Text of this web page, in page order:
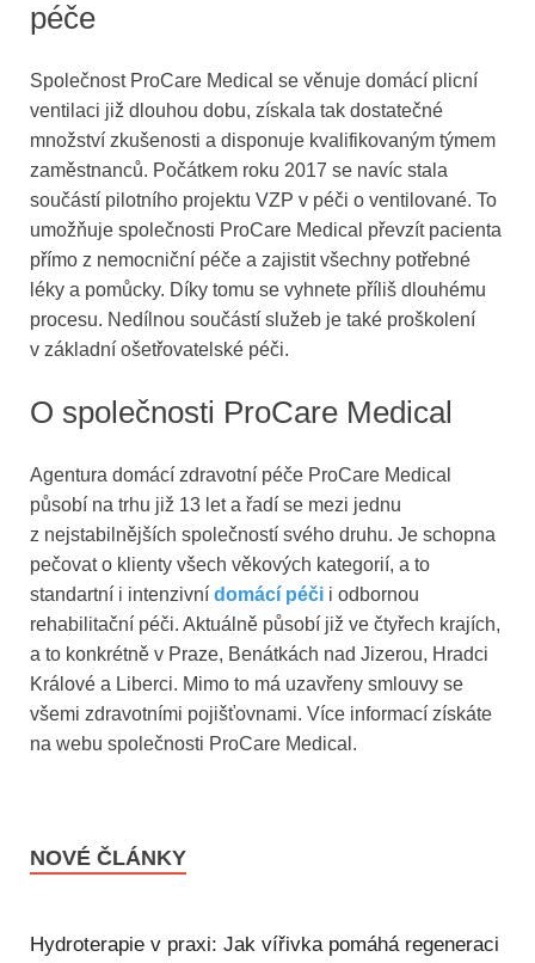
péče
Společnost ProCare Medical se věnuje domácí plicní
ventilaci již dlouhou dobu, získala tak dostatečné
množství zkušenosti a disponuje kvalifikovaným týmem
zaměstnanců. Počátkem roku 2017 se navíc stala
součástí pilotního projektu VZP v péči o ventilované. To
umožňuje společnosti ProCare Medical převzít pacienta
přímo z nemocniční péče a zajistit všechny potřebné
léky a pomůcky. Díky tomu se vyhnete příliš dlouhému
procesu. Nedílnou součástí služeb je také proškolení
v základní ošetřovatelské péči.
O společnosti ProCare Medical
Agentura domácí zdravotní péče ProCare Medical
působí na trhu již 13 let a řadí se mezi jednu
z nejstabilnějších společností svého druhu. Je schopna
pečovat o klienty všech věkových kategorií, a to
standartní i intenzivní domácí péči i odbornou
rehabilitační péči. Aktuálně působí již ve čtyřech krajích,
a to konkrétně v Praze, Benátkách nad Jizerou, Hradci
Králové a Liberci. Mimo to má uzavřeny smlouvy se
všemi zdravotními pojišťovnami. Více informací získáte
na webu společnosti ProCare Medical.
NOVÉ ČLÁNKY
Hydroterapie v praxi: Jak vířivka pomáhá regeneraci